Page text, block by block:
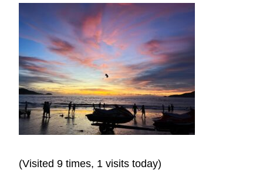
(Visited 9 times, 1 visits today)